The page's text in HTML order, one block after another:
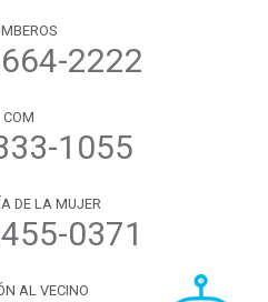
2222
COM
1055
DE LA MUJER
0371
AL VECINO